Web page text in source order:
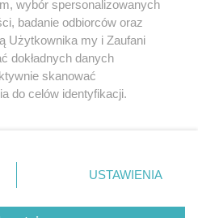
ZPR Media
wybór spersonalizowanych
badanie odbiorców oraz
Użytkownika my i Zaufani
dokładnych danych
skanować
do celów identyfikacji.
ustawień prywatności
rogu strony
nie wymagają zgody
USTAWIENIA